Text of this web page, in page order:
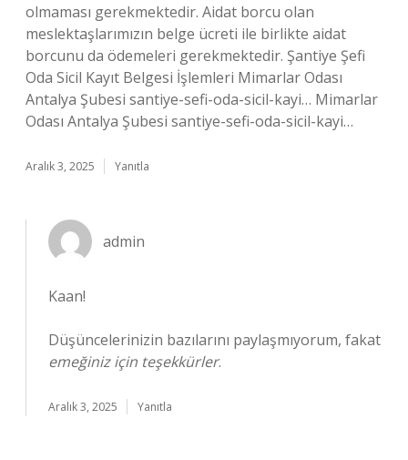
olmaması gerekmektedir. Aidat borcu olan
meslektaşlarımızın belge ücreti ile birlikte aidat
borcunu da ödemeleri gerekmektedir. Şantiye Şefi
Oda Sicil Kayıt Belgesi İşlemleri Mimarlar Odası
Antalya Şubesi santiye-sefi-oda-sicil-kayi… Mimarlar
Odası Antalya Şubesi santiye-sefi-oda-sicil-kayi…
Aralık 3, 2025 Yanıtla
admin
Kaan!
Düşüncelerinizin bazılarını paylaşmıyorum, fakat
emeğiniz için teşekkürler.
Aralık 3, 2025 Yanıtla